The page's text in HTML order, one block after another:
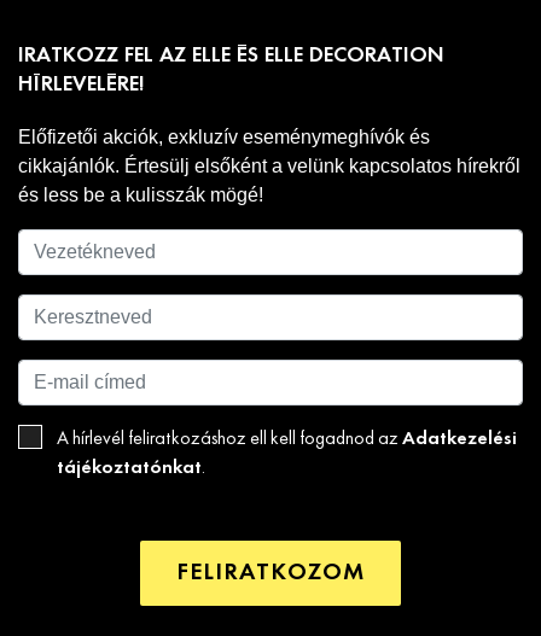
IRATKOZZ FEL AZ ELLE ÉS ELLE DECORATION
HÍRLEVELÉRE!
Előfizetői akciók, exkluzív eseménymeghívók és
cikkajánlók. Értesülj elsőként a velünk kapcsolatos hírekről
és less be a kulisszák mögé!
A hírlevél feliratkozáshoz ell kell fogadnod az Adatkezelési
tájékoztatónkat.
FELIRATKOZOM